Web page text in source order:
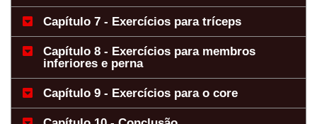
Capítulo 7 - Exercícios para tríceps
Capítulo 8 - Exercícios para membros
inferiores e perna
Capítulo 9 - Exercícios para o core